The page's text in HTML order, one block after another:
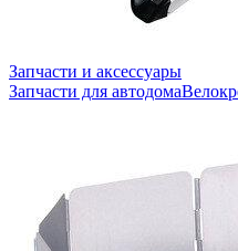
Запчасти и аксессуары
Запчасти для автодома